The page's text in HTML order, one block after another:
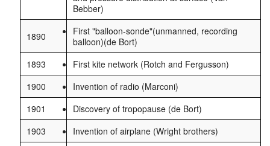
Bebber)
1890
First "balloon-sonde"(unmanned, recording
balloon)(de Bort)
1893
First kite network (Rotch and Fergusson)
1900
Invention of radio (Marconi)
1901
Discovery of tropopause (de Bort)
1903
Invention of airplane (Wright brothers)